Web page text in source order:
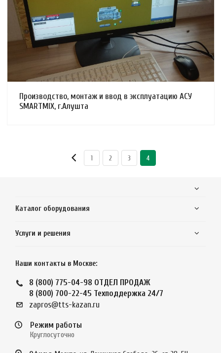
Смотреть проект
Производство, монтаж и ввод в эксплуатацию АСУ
SMARTMIX, г.Алушта
1 2 3 4
Каталог оборудования
Услуги и решения
Наши контакты в Москве:
8 (800) 775-04-98 ОТДЕЛ ПРОДАЖ
8 (800) 700-22-45 Техподдержка 24/7
zapros@tts-kazan.ru
Режим работы
Круглосуточно